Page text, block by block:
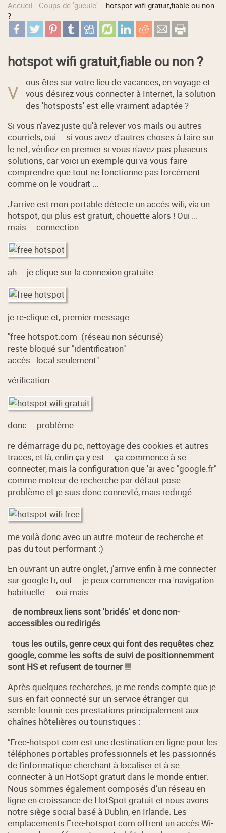
Accueil - Coups de 'gueule'. - hotspot wifi gratuit,fiable ou non
?
hotspot wifi gratuit,fiable ou non ?
V
ous êtes sur votre lieu de vacances, en voyage et
vous désirez vous connecter à Internet, la solution
des 'hotsposts' est-elle vraiment adaptée ?
Si vous n'avez juste qu'à relever vos mails ou autres
courriels, oui ... si vous avez d'autres choses à faire sur
le net, vérifiez en premier si vous n'avez pas plusieurs
solutions, car voici un exemple qui va vous faire
comprendre que tout ne fonctionne pas forcément
comme on le voudrait ...
J'arrive est mon portable détecte un accés wifi, via un
hotspot, qui plus est gratuit, chouette alors ! Oui ...
mais ... connection :
ah ... je clique sur la connexion gratuite ...
je re-clique et, premier message :
"free-hotspot.com (réseau non sécurisé)
reste bloqué sur "identification"
accès : local seulement"
vérification :
donc ... problème ...
re-démarrage du pc, nettoyage des cookies et autres
traces, et là, enfin ça y est ... ça commence à se
connecter, mais la configuration que 'ai avec "google.fr"
comme moteur de recherche par défaut pose
problème et je suis donc connevté, mais redirigé :
me voilà donc avec un autre moteur de recherche et
pas du tout performant :)
En ouvrant un autre onglet, j'arrive enfin à me connecter
sur google.fr, ouf ... je peux commencer ma 'navigation
habituelle' ... oui mais ...
-de nombreux liens sont 'bridés' et donc non-
accessibles ou redirigés.
-tous les outils, genre ceux qui font des requêtes chez
google, comme les softs de suivi de positionnemment
sont HS et refusent de tourner !!!
Après quelques recherches, je me rends compte que je
suis en fait connecté sur un service étranger qui
semble fournir ces prestations principalement aux
chaînes hôtelières ou touristiques :
"Free-hotspot.com est une destination en ligne pour les
téléphones portables professionnels et les passionnés
de l’informatique cherchant à localiser et à se
connecter à un HotSopt gratuit dans le monde entier.
Nous sommes également composés d’un réseau en
ligne en croissance de HotSpot gratuit et nous avons
notre siège social basé à Dublin, en Irlande. Les
emplacements Free-hotspot.com offrent un accès Wi-